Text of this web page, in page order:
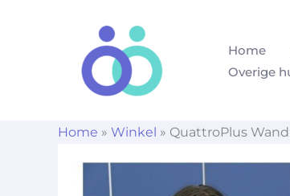
Home
Overige
Home » Winkel » QuattroPlus